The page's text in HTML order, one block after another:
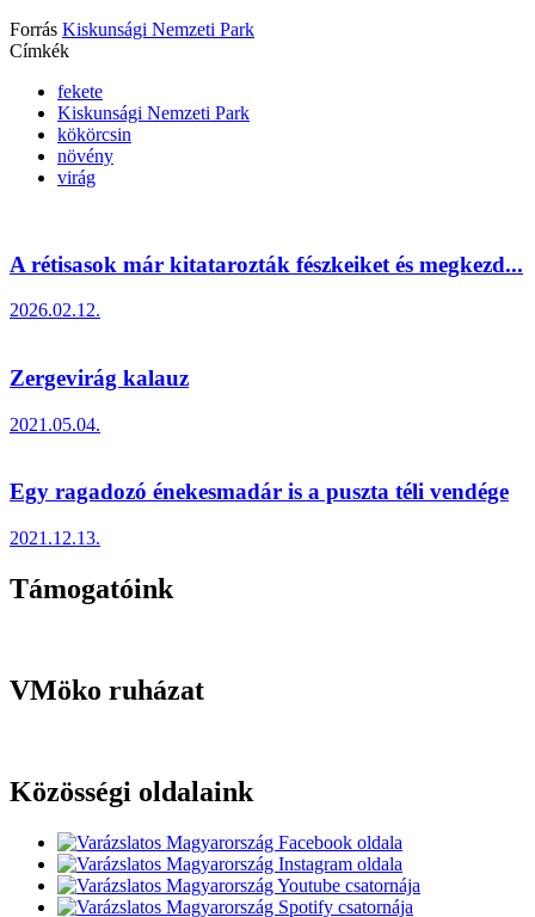
Forrás Kiskunsági Nemzeti Park
Címkék
fekete
Kiskunsági Nemzeti Park
kökörcsin
növény
virág
A rétisasok már kitatarozták fészkeiket és megkezd...
2026.02.12.
Zergevirág kalauz
2021.05.04.
Egy ragadozó énekesmadár is a puszta téli vendége
2021.12.13.
Támogatóink
VMöko ruházat
Közösségi oldalaink